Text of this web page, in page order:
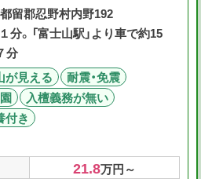
留郡忍野村内野192
分。「富士山駅」より車で約15
分
が見える
耐震・免震
入檀義務が無い
付き
21.8万円～